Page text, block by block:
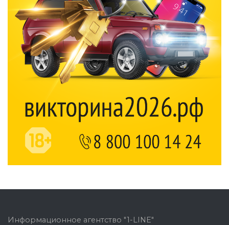
Информационное агентство "1-LINE"